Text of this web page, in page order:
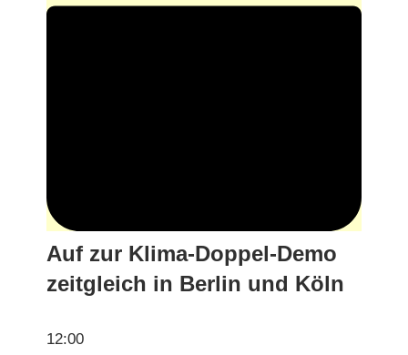
Auf zur Klima-Doppel-Demo
zeitgleich in Berlin und Köln
Auf
12:00